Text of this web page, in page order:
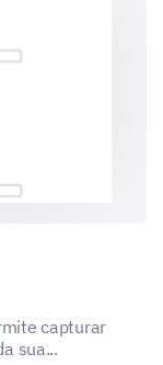
capturar
sua...